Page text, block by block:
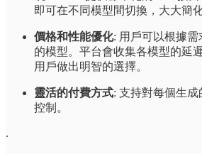
即可在不同模型間切換，大大簡
價格和性能優化: 用戶可以根據
的模型。平台會收集各模型的延
用戶做出明智的選擇。
靈活的付費方式: 支持對每個生
控制。
.